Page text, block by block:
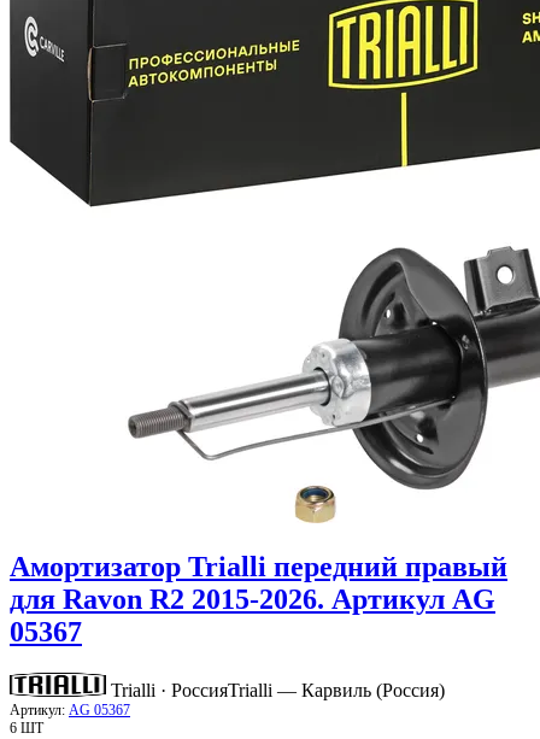
Амортизатор Trialli передний правый
для Ravon R2 2015-2026. Артикул AG
05367
Trialli · РоссияTrialli — Карвиль (Россия)
Артикул: AG 05367
6 ШТ